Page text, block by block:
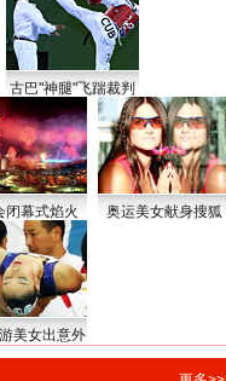
古巴"神腿"飞踹裁判
闭幕式焰火 奥运美女献身搜狐
美女出意外